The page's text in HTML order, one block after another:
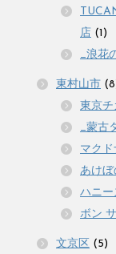
店 (1)
_浪花
東村山市
東京チ
_蒙古
マク
あけぼ
ハニー
ボン
文京区 (5)